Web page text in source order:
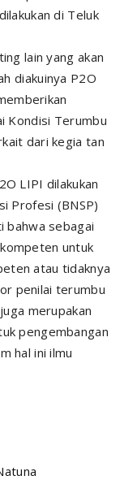
di Teluk
lain yang akan
diakuinya P2O
Kondisi Terumbu
dari kegia tan
LIPI dilakukan
Profesi (BNSP)
bahwa sebagai
untuk
atau tidaknya
penilai terumbu
merupakan
pengembangan
hal ini ilmu